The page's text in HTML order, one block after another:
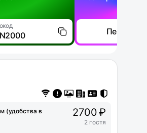
Перейти
(удобства в
2700 ₽
2 гостя